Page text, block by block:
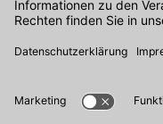
Den Kontakt direkt in